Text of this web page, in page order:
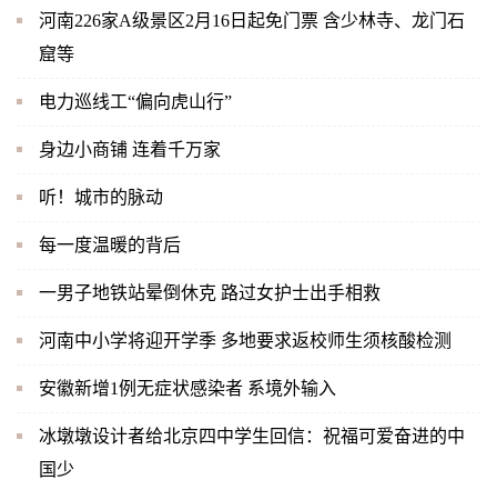
河南226家A级景区2月16日起免门票 含少林寺、龙门石
窟等
电力巡线工“偏向虎山行”
身边小商铺 连着千万家
听！城市的脉动
每一度温暖的背后
一男子地铁站晕倒休克 路过女护士出手相救
河南中小学将迎开学季 多地要求返校师生须核酸检测
安徽新增1例无症状感染者 系境外输入
冰墩墩设计者给北京四中学生回信：祝福可爱奋进的中
国少